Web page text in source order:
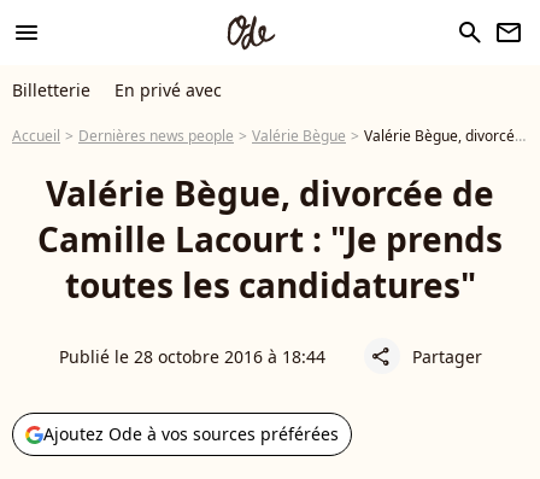
menu search newsletter
Billetterie En privé avec
Accueil Dernières news people Valérie Bègue Valérie Bègue, divorcée de Camille Lacourt : "Je prends toutes les candidatures"
Valérie Bègue, divorcée de
Camille Lacourt : "Je prends
toutes les candidatures"
Publié le 28 octobre 2016 à 18:44 share Partager
Ajoutez Ode à vos sources préférées